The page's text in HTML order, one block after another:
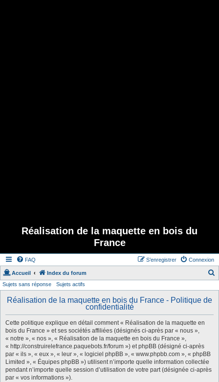
Réalisation de la maquette en bois du
France
FAQ Connexion
S’enregistrer
Accueil Index du forum
Sujets sans réponse Sujets actifs
Réalisation de la maquette en bois du France - Politique de
confidentialité
Cette politique explique en détail comment « Réalisation de la maquette en
bois du France » et ses sociétés affiliées (désignés ci-après par « nous »,
« notre », « nos », « Réalisation de la maquette en bois du France »,
« http://construirelefrance.paquebots.fr/forum ») et phpBB (désigné ci-après
par « ils », « eux », « leur », « logiciel phpBB », « www.phpbb.com », « phpBB
Limited », « Équipes phpBB ») utilisent n’importe quelle information collectée
pendant n’importe quelle session d’utilisation de votre part (désignée ci-après
par « vos informations »).